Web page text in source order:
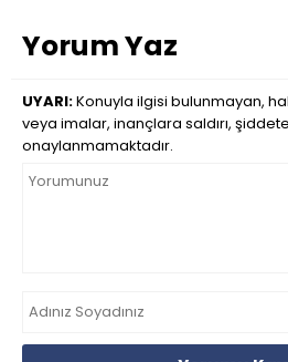
Yorum Yaz
UYARI:Konuyla ilgisi bulunmayan,
veya imalar, inançlara saldırı,
onaylanmamaktadır.